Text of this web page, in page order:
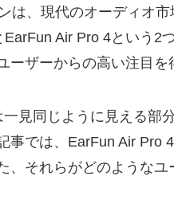
は、現代のオーディオ
Air Pro 4という2
ザーからの高い注目を
見同じように見える部
事では、EarFun Air Pro
、それらがどのような